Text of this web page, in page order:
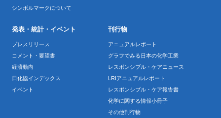
シンボルマークについて
発表・統計・イベント
プレスリリース
コメント・要望書
経済動向
日化協インデックス
イベント
刊行物
アニュアルレポート
グラフでみる日本の化学工業
レスポンシブル・ケアニュース
LRIアニュアルレポート
レスポンシブル・ケア報告書
化学に関する情報小冊子
その他刊行物